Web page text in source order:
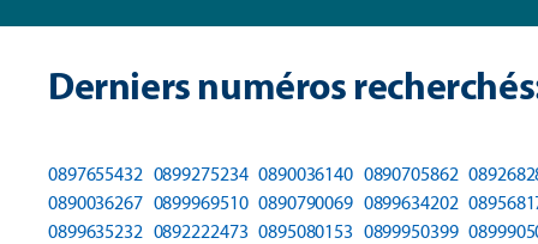
Derniers numéros
0897655432 0899275234 0890036140 0890705862
0890036267 0899969510 0890790069 0899634202
0899635232 0892222473 0895080153 0899950399